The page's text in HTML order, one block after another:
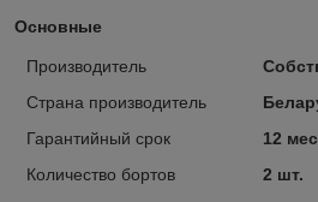
Основные
Производитель
Страна производитель
Гарантийный срок
12 мес
Количество бортов
2 шт.